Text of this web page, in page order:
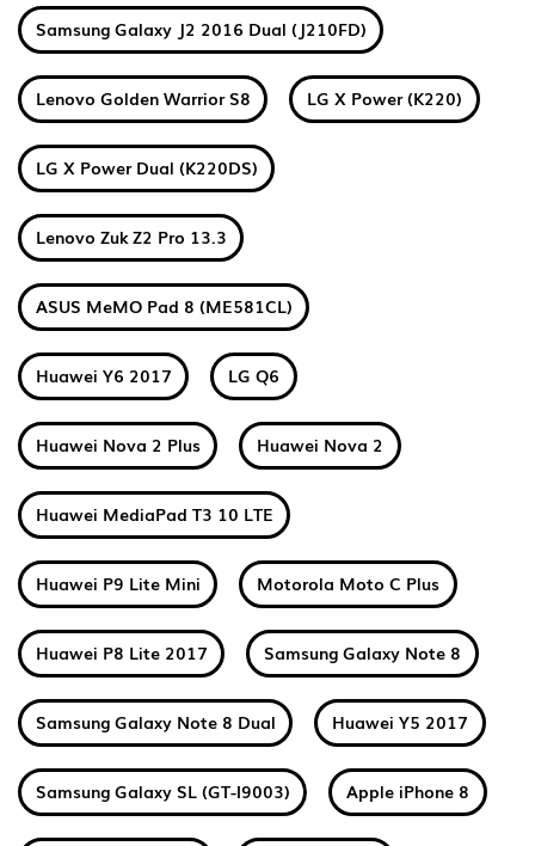
Samsung Galaxy J2 2016 Dual (J210FD)
Lenovo Golden Warrior S8 LG X Power (K220)
LG X Power Dual (K220DS)
Lenovo Zuk Z2 Pro 13.3
ASUS MeMO Pad 8 (ME581CL)
Huawei Y6 2017 LG Q6
Huawei Nova 2 Plus Huawei Nova 2
Huawei MediaPad T3 10 LTE
Huawei P9 Lite Mini Motorola Moto C Plus
Huawei P8 Lite 2017 Samsung Galaxy Note 8
Samsung Galaxy Note 8 Dual Huawei Y5 2017
Samsung Galaxy SL (GT-I9003) Apple iPhone 8